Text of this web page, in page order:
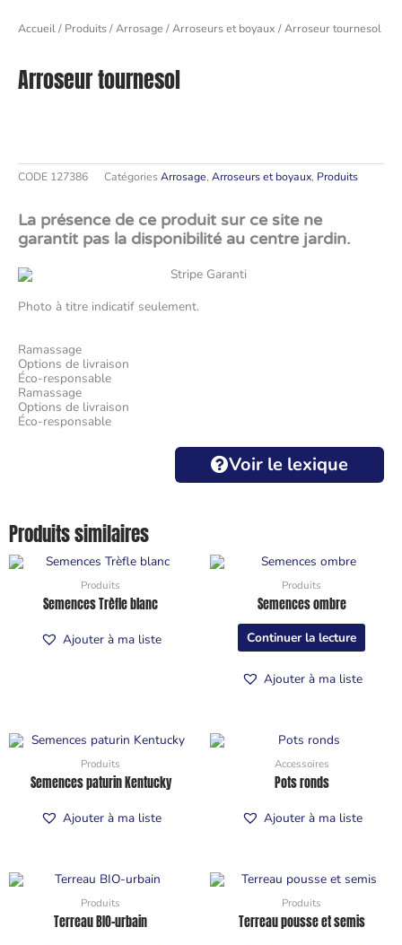
Accueil/ Produits/Arrosage /Arroseurs et boyaux / Arroseur tournesol
Arroseur tournesol
CODE 127386 CatégoriesArrosage, Arroseurs et boyaux, Produits
La présence de ce produit sur ce site ne
garantit pas la disponibilité au centre jardin.
Photo à titre indicatif seulement.
Ramassage
Options de livraison
Éco-responsable
Ramassage
Options de livraison
Éco-responsable
Voir le lexique
Produits similaires
Produits
Semences Trèfle blanc
Ajouter à ma liste
Produits
Semences ombre
Continuer la lecture
Ajouter à ma liste
Produits
Semences paturin Kentucky
Ajouter à ma liste
Accessoires
Pots ronds
Ajouter à ma liste
Produits
Terreau BIO-urbain
Produits
Terreau pousse et semis